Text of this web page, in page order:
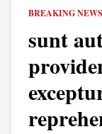
BREAKING NEWS
sunt